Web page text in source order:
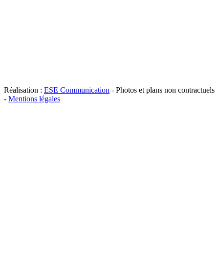
Réalisation : ESE Communication - Photos et plans non contractuels
- Mentions légales